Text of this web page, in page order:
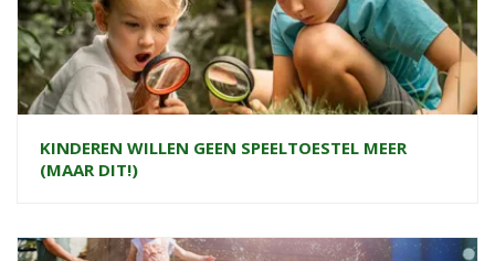
KINDEREN WILLEN GEEN SPEELTOESTEL MEER
(MAAR DIT!)